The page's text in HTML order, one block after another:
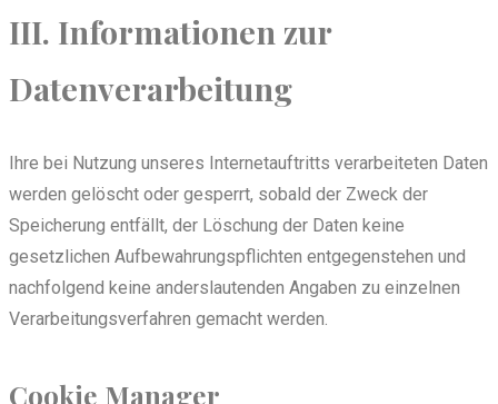
III. Informationen zur
Datenverarbeitung
Ihre bei Nutzung unseres Internetauftritts verarbeiteten Daten
werden gelöscht oder gesperrt, sobald der Zweck der
Speicherung entfällt, der Löschung der Daten keine
gesetzlichen Aufbewahrungspflichten entgegenstehen und
nachfolgend keine anderslautenden Angaben zu einzelnen
Verarbeitungsverfahren gemacht werden.
Cookie Manager